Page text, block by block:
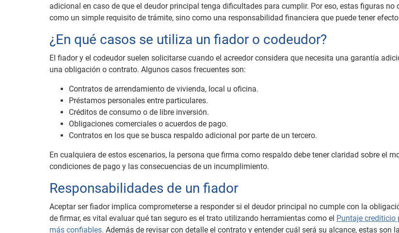
adicional en caso de que el deudor principal tenga dificultades para cumplir. Por eso, estas figuras no
como un simple requisito de trámite, sino como una responsabilidad financiera que puede tener
¿En qué casos se utiliza un fiador o codeudor?
El fiador y el codeudor suelen solicitarse cuando el acreedor considera que necesita una garantía
una obligación o contrato. Algunos casos frecuentes son:
Contratos de arrendamiento de vivienda, local u oficina.
Préstamos personales entre particulares.
Créditos de consumo o de libre inversión.
Obligaciones comerciales o acuerdos de pago.
Contratos en los que se busca respaldo adicional por parte de un tercero.
En cualquiera de estos escenarios, la persona que firma como respaldo debe tener claridad sobre el
condiciones de pago y las consecuencias de un incumplimiento.
Responsabilidades de un fiador
Aceptar ser fiador implica comprometerse a responder si el deudor principal no cumple con la
de firmar, es vital evaluar qué tan seguro es el trato utilizando herramientas como el Puntaje crediticio
más confiables. Además de revisar con detalle el contrato y entender cuál será su alcance, estas son